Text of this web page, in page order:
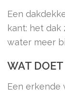
Een
kant: het
water meer
WAT
Een erkende